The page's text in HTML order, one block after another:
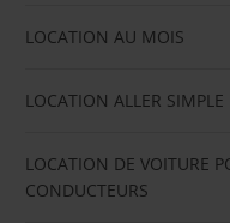
LOCATION AU MOIS
LOCATION ALLER SIMPLE
LOCATION DE VOITURE
CONDUCTEURS